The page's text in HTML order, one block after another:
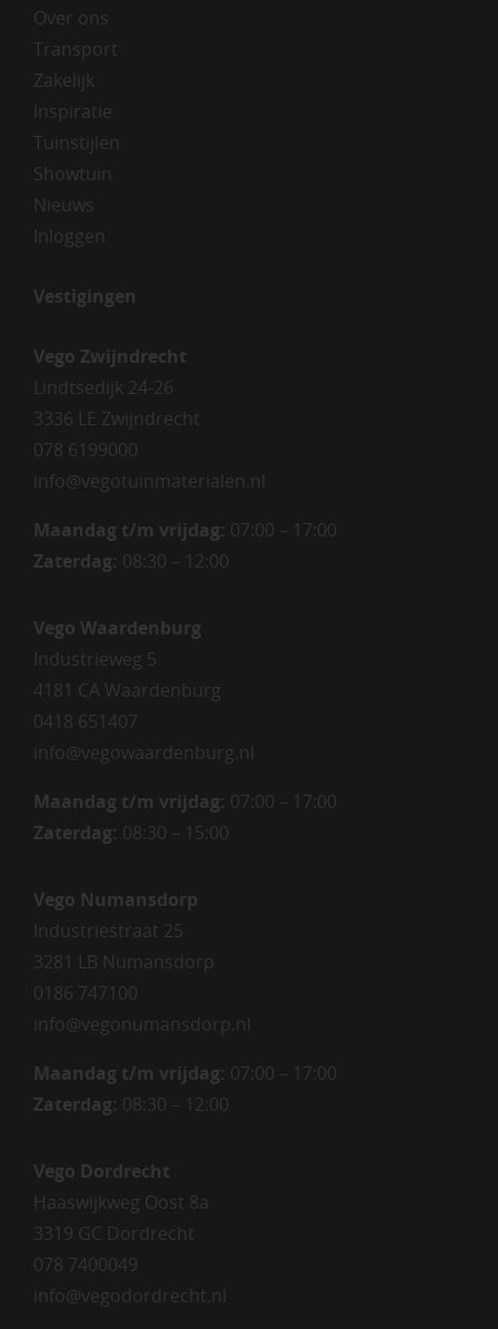
Over ons
Transport
Zakelijk
Inspiratie
Tuinstijlen
Showtuin
Nieuws
Inloggen
Vestigingen
Vego Zwijndrecht
Lindtsedijk 24-26
3336 LE Zwijndrecht
078 6199000
info@vegotuinmaterialen.nl
Maandag t/m vrijdag: 07:00 – 17:00
Zaterdag: 08:30 – 12:00
Vego Waardenburg
Industrieweg 5
4181 CA Waardenburg
0418 651407
info@vegowaardenburg.nl
Maandag t/m vrijdag: 07:00 – 17:00
Zaterdag: 08:30 – 15:00
Vego Numansdorp
Industriestraat 25
3281 LB Numansdorp
0186 747100
info@vegonumansdorp.nl
Maandag t/m vrijdag: 07:00 – 17:00
Zaterdag: 08:30 – 12:00
Vego Dordrecht
Haaswijkweg Oost 8a
3319 GC Dordrecht
078 7400049
info@vegodordrecht.nl